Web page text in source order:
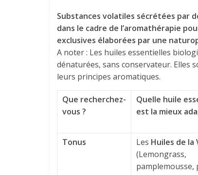
Substances volatiles sécrétées par
dans le cadre de l’aromathérapie
exclusives élaborées par une
A noter : Les huiles essentielles
dénaturées, sans conservateur. Elles
leurs principes aromatiques.
Que recherchez-
vous ?
Quelle huile
est la mieux
Tonus Les Huiles de la
(Lemongrass,
pamplemousse,